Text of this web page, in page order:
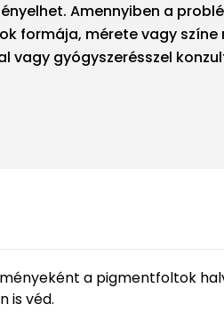
Amennyiben a
formája, mérete vagy színe
vagy gyógyszerésszel
a pigmentfoltok
is véd.